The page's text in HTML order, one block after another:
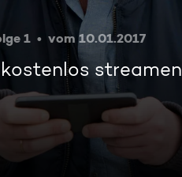
1 vom 10.01.2017
streamen